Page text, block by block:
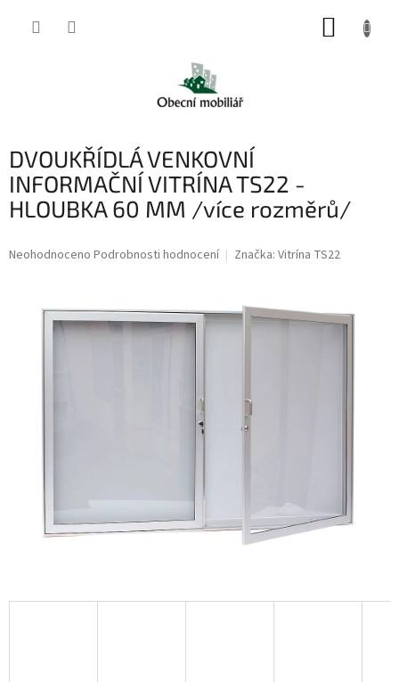
DVOUKŘÍDLÁ VENKOVNÍ
INFORMAČNÍ VITRÍNA TS22 -
HLOUBKA 60 MM /více rozměrů/
Průměrné
Neohodnoceno Podrobnosti hodnocení Značka: Vitrína TS22